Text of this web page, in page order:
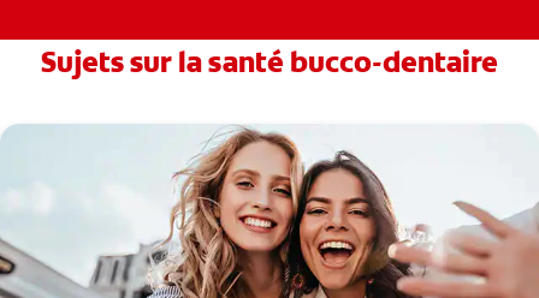
Sujets sur la santé bucco-dentaire